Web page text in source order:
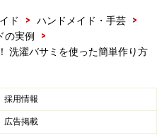
を、針金ハンガーで作っ
金のハンガーを少し丸く
ド > ハンドメイド・手芸
>
の実例
>
洗濯バサミを使った簡単作り方
採用情報
広告掲載